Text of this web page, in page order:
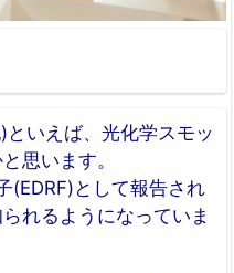
いえば、光化学スモッ
思います。
(EDRF)として報告され
れるようになっていま